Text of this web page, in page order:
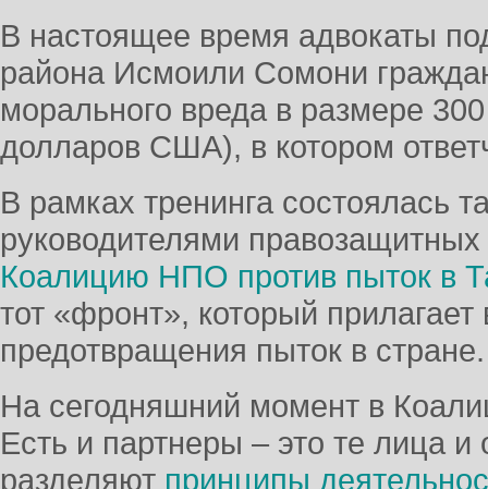
В настоящее время адвокаты
района Исмоили Сомони
морального вреда в размере
долларов США), в котором
В рамках тренинга состоялась
руководителями
Коалицию НПО против пыток в
тот «фронт», который
предотвращения пыток в стране.
На сегодняшний момент в
Есть и партнеры – это те лица и
разделяют принципы